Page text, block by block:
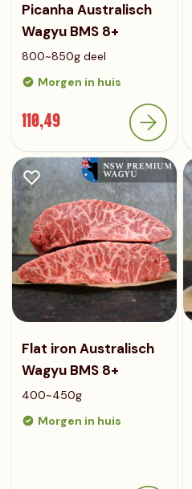
Picanha Australisch
Wagyu BMS 8+
800~850g deel
Morgen in huis
110,49
Flat iron Australisch
Wagyu BMS 8+
400~450g
Morgen in huis